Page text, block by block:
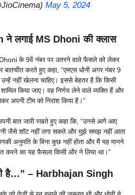
May 5, 2024
लगाई MS Dhoni की क्लास
के 9वें नंबर पर उतरने वाले फैसले को लेकर
बातचीत करते हुए कहा, “एमएस धोनी अगर नंबर 9
नहीं खेलना चाहिए। इससे बेहतर है कि किसी
किया जाए। वह निर्णय लेने वाले व्यक्ति हैं और
अपनी टीम को निराश किया है।”
बात जारी रखते हुए कहा कि, “उनसे आगे आए
जैसे शॉट नहीं लगा सकते और मुझे समझ नहीं आता
अनुमति के बिना कुछ नहीं होता और मैं यह मानने
करने का यह फैसला किसी और ने लिया था।”
है…” – Harbhajan Singh